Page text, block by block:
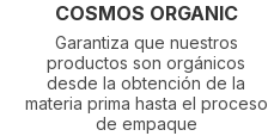
COSMOS ORGANIC
Garantiza que nuestros
productos son orgánicos
desde la obtención de la
materia prima hasta el proceso
de empaque